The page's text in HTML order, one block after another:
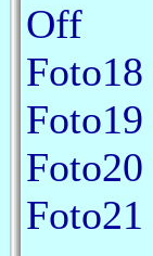
Off
Foto18
Foto19
Foto20
Foto21